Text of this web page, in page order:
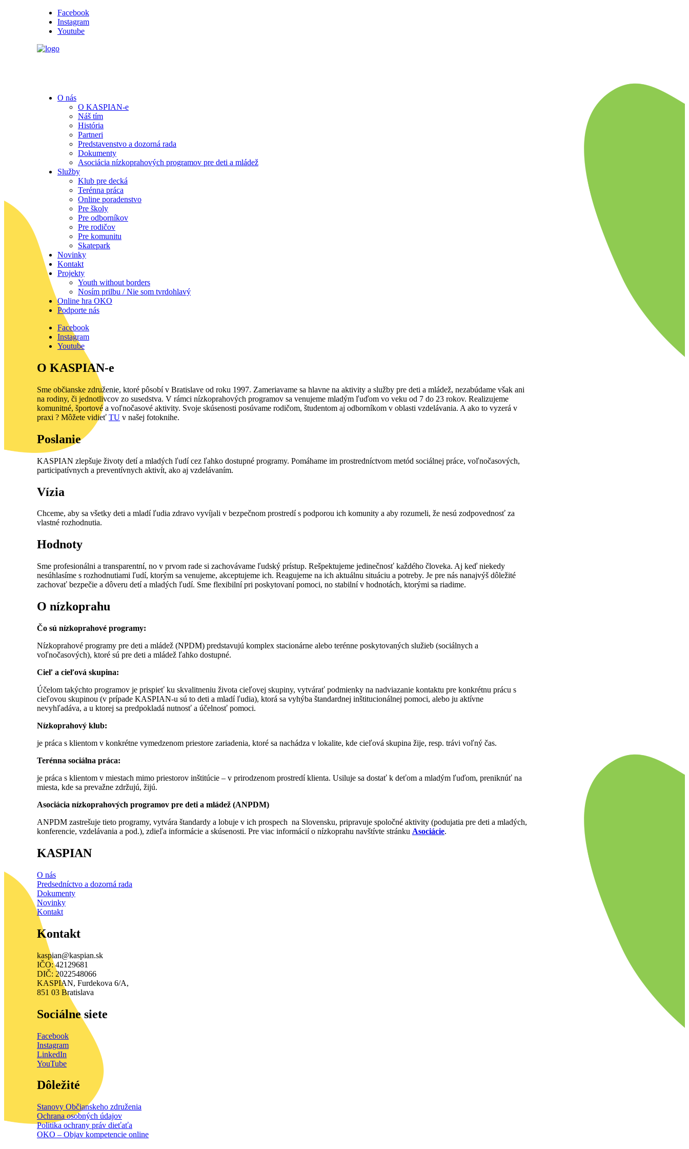
Facebook
Instagram
Youtube
O nás
O KASPIAN-e
Náš tím
História
Partneri
Predstavenstvo a dozorná rada
Dokumenty
Asociácia nízkoprahových programov pre deti a mládež
Služby
Klub pre decká
Terénna práca
Online poradenstvo
Pre školy
Pre odborníkov
Pre rodičov
Pre komunitu
Skatepark
Novinky
Kontakt
Projekty
Youth without borders
Nosím prilbu / Nie som tvrdohlavý
Online hra OKO
Podporte nás
Facebook
Instagram
Youtube
O KASPIAN-e
Sme občianske združenie, ktoré pôsobí v Bratislave od roku 1997. Zameriavame sa hlavne na aktivity a služby pre deti a mládež, nezabúdame však ani
na rodiny, či jednotlivcov zo susedstva. V rámci nízkoprahových programov sa venujeme mladým ľuďom vo veku od 7 do 23 rokov. Realizujeme
komunitné, športové a voľnočasové aktivity. Svoje skúsenosti posúvame rodičom, študentom aj odborníkom v oblasti vzdelávania. A ako to vyzerá v
praxi ? Môžete vidieť TU v našej fotoknihe.
Poslanie
KASPIAN zlepšuje životy detí a mladých ľudí cez ľahko dostupné programy. Pomáhame im prostredníctvom metód sociálnej práce, voľnočasových,
participatívnych a preventívnych aktivít, ako aj vzdelávaním.
Vízia
Chceme, aby sa všetky deti a mladí ľudia zdravo vyvíjali v bezpečnom prostredí s podporou ich komunity a aby rozumeli, že nesú zodpovednosť za
vlastné rozhodnutia.
Hodnoty
Sme profesionálni a transparentní, no v prvom rade si zachovávame ľudský prístup. Rešpektujeme jedinečnosť každého človeka. Aj keď niekedy
nesúhlasíme s rozhodnutiami ľudí, ktorým sa venujeme, akceptujeme ich. Reagujeme na ich aktuálnu situáciu a potreby. Je pre nás nanajvýš dôležité
zachovať bezpečie a dôveru detí a mladých ľudí. Sme flexibilní pri poskytovaní pomoci, no stabilní v hodnotách, ktorými sa riadime.
O nízkoprahu
Čo sú nízkoprahové programy:
Nízkoprahové programy pre deti a mládež (NPDM) predstavujú komplex stacionárne alebo terénne poskytovaných služieb (sociálnych a
voľnočasových), ktoré sú pre deti a mládež ľahko dostupné.
Cieľ a cieľová skupina:
Účelom takýchto programov je prispieť ku skvalitneniu života cieľovej skupiny, vytvárať podmienky na nadviazanie kontaktu pre konkrétnu prácu s
cieľovou skupinou (v prípade KASPIAN-u sú to deti a mladí ľudia), ktorá sa vyhýba štandardnej inštitucionálnej pomoci, alebo ju aktívne
nevyhľadáva, a u ktorej sa predpokladá nutnosť a účelnosť pomoci.
Nízkoprahový klub:
je práca s klientom v konkrétne vymedzenom priestore zariadenia, ktoré sa nachádza v lokalite, kde cieľová skupina žije, resp. trávi voľný čas.
Terénna sociálna práca:
je práca s klientom v miestach mimo priestorov inštitúcie – v prirodzenom prostredí klienta. Usiluje sa dostať k deťom a mladým ľuďom, preniknúť na
miesta, kde sa prevažne zdržujú, žijú.
Asociácia nízkoprahových programov pre deti a mládež (ANPDM)
ANPDM zastrešuje tieto programy, vytvára štandardy a lobuje v ich prospech na Slovensku, pripravuje spoločné aktivity (podujatia pre deti a mladých,
konferencie, vzdelávania a pod.), zdieľa informácie a skúsenosti. Pre viac informácií o nízkoprahu navštívte stránku Asociácie.
KASPIAN
O nás
Predsedníctvo a dozorná rada
Dokumenty
Novinky
Kontakt
Kontakt
kaspian@kaspian.sk
IČO: 42129681
DIČ: 2022548066
KASPIAN, Furdekova 6/A,
851 03 Bratislava
Sociálne siete
Facebook
Instagram
LinkedIn
YouTube
Dôležité
Stanovy Občianskeho združenia
Ochrana osobných údajov
Politika ochrany práv dieťaťa
OKO – Objav kompetencie online